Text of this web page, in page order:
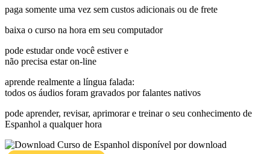
paga somente uma vez sem custos adicionais ou de frete
baixa o curso na hora em seu computador
pode estudar onde você estiver e
não precisa estar on-line
aprende realmente a língua falada:
todos os áudios foram gravados por falantes nativos
pode aprender, revisar, aprimorar e treinar o seu conhecimento de
Espanhol a qualquer hora
disponível por download